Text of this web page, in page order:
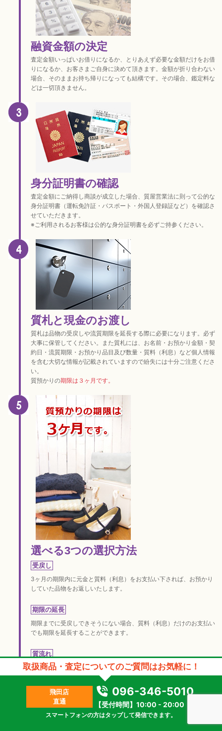
融資金額の決定
査定金額いっぱいお借りになるか、とりあえず必要な金額だけをお借
りになるか、お客さまご自身に決めて頂きます。金額が折り合わない
場合、そのままお持ち帰りになっても結構です。その場合、鑑定料な
どは一切頂きません。
身分証明書の確認
査定金額にご納得し商談が成立した場合、質屋営業法に則って公的な
身分証明書（運転免許証・パスポート・外国人登録証など）を確認さ
せていただきます。
※ご利用されるお客様は公的な身分証明書を必ずご持参ください。
質札と現金のお渡し
質札は品物の受戻しや流質期限を延長する際に必要になります。必ず
大事に保管してください。また質札には、お名前・お預かり金額・契
約日・流質期限・お預かり品目及び数量・質料（利息）など個人情報
を含む大切な情報が記載されていますので紛失には十分ご注意くださ
い。
質預かりの期限は３ヶ月です。
選べる3つの選択方法
受戻し
3ヶ月の期限内に元金と質料（利息）をお支払い下されば、お預かり
していた品物をお返しいたします。
期限の延長
期限までに受戻しできそうにない場合、質料（利息）だけのお支払い
でも期限を延長することができます。
質流れ
期限までに利息だけのお支払いが不可能な場合は質流れとなり、品物
の所有権は「かんてい局」に移ります。品物を手放すことによってお
客様の返済義務はなくなります。
取扱商品・査定についてのご質問はお気軽に！
飛田店
直通
096-346-5010
【受付時間】10:00 - 20:00
スマートフォンの方はタップして発信できます。